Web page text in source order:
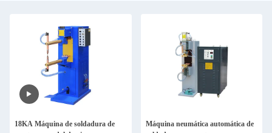
18KA Máquina de soldadura de
Máquina neumática automática de